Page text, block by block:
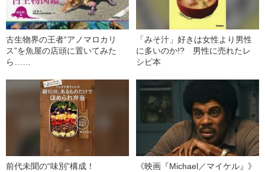
古生物界の王者“アノマロカリ
ス”を魚屋の店頭に置いてみた
ら……
「みそ汁」好きは女性より男性
に多いのか!? 男性に売れたレ
シピ本
前代未聞の“味別”構成！
《映画『Michael／マイケル』》